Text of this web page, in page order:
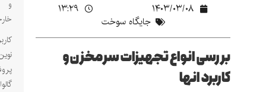
۱۴۰۳/۰۳/۰۸
۱۳:۲۹
جایگاه سوخت
بررسی انواع تجهیزات سر مخزن و
کاربرد انها
کاربردهای
پروفیل‌های
گالوانیزه